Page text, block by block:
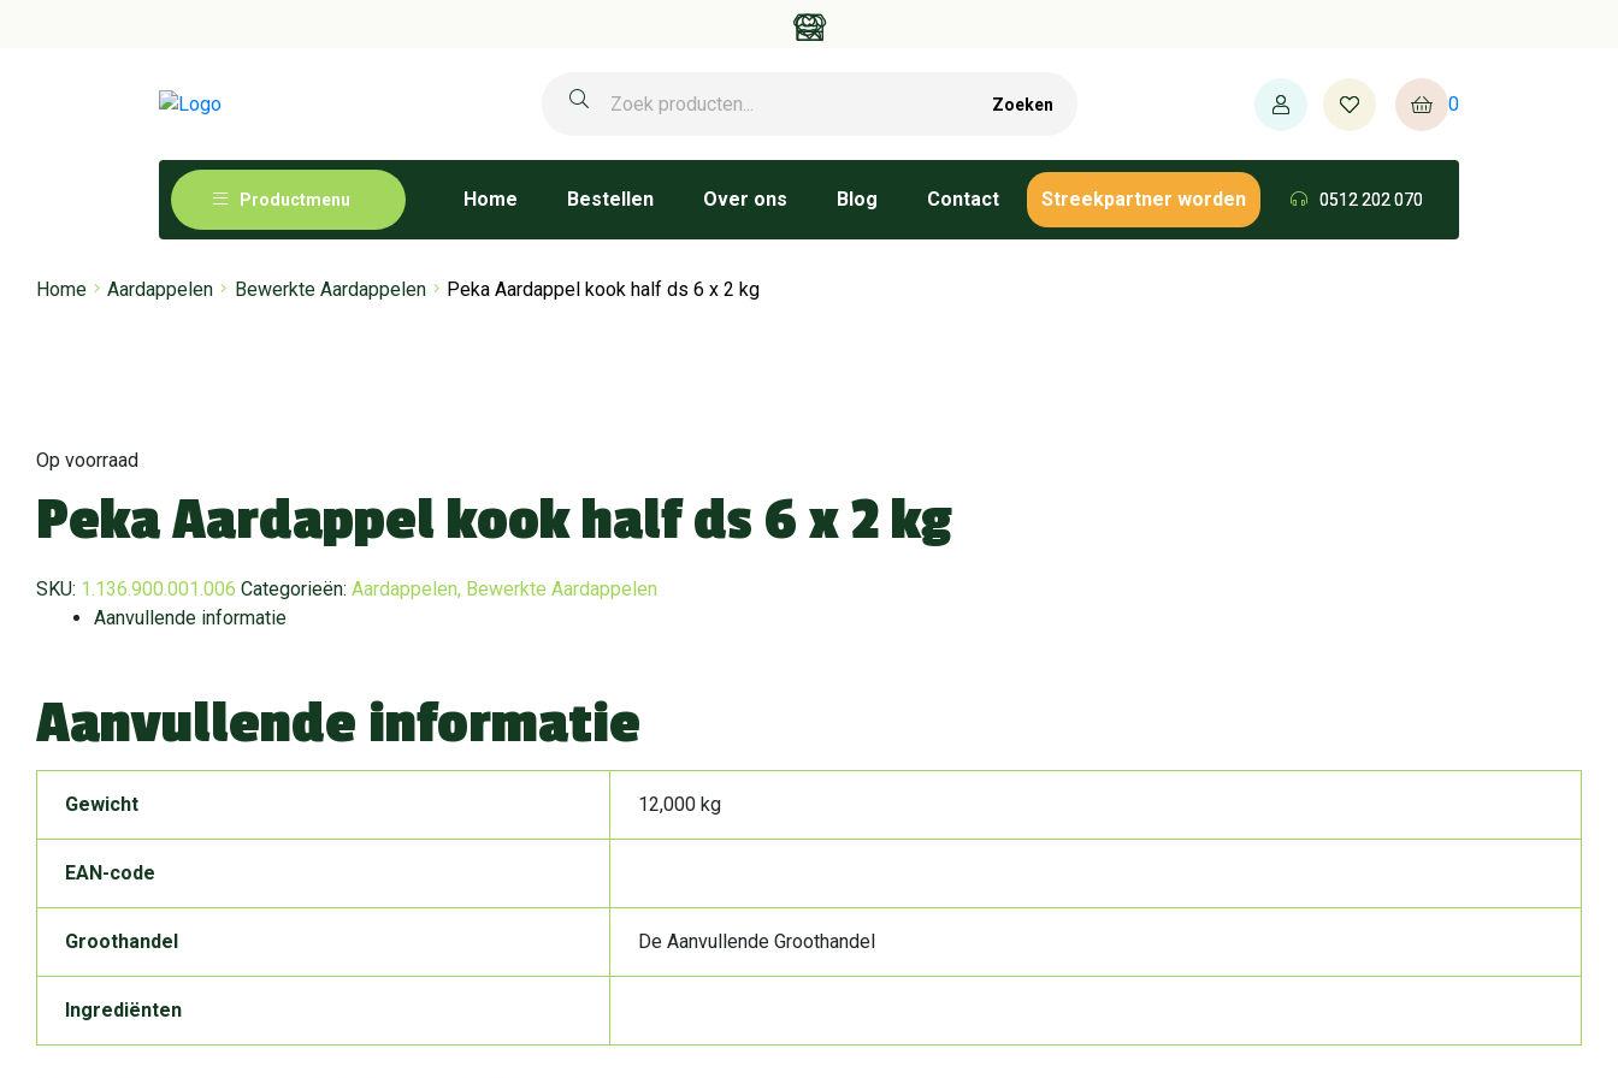
Zoeken 0
Productmenu Home Bestellen Over ons Blog Contact Streekpartner worden 0512 202 070
Home Aardappelen Bewerkte Aardappelen Peka Aardappel kook half ds 6 x 2 kg
Op voorraad
Peka Aardappel kook half ds 6 x 2 kg
SKU: 1.136.900.001.006 Categorieën: Aardappelen, Bewerkte Aardappelen
Aanvullende informatie
Aanvullende informatie
Gewicht 12,000 kg
EAN-code
Groothandel De Aanvullende Groothandel
Ingrediënten